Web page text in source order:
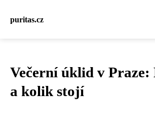
puritas.cz
Večerní úklid v
a kolik stojí